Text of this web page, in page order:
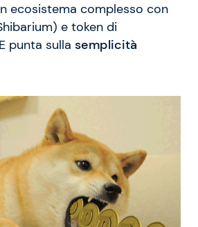
ecosistema complesso con
e token di
punta sulla semplicità